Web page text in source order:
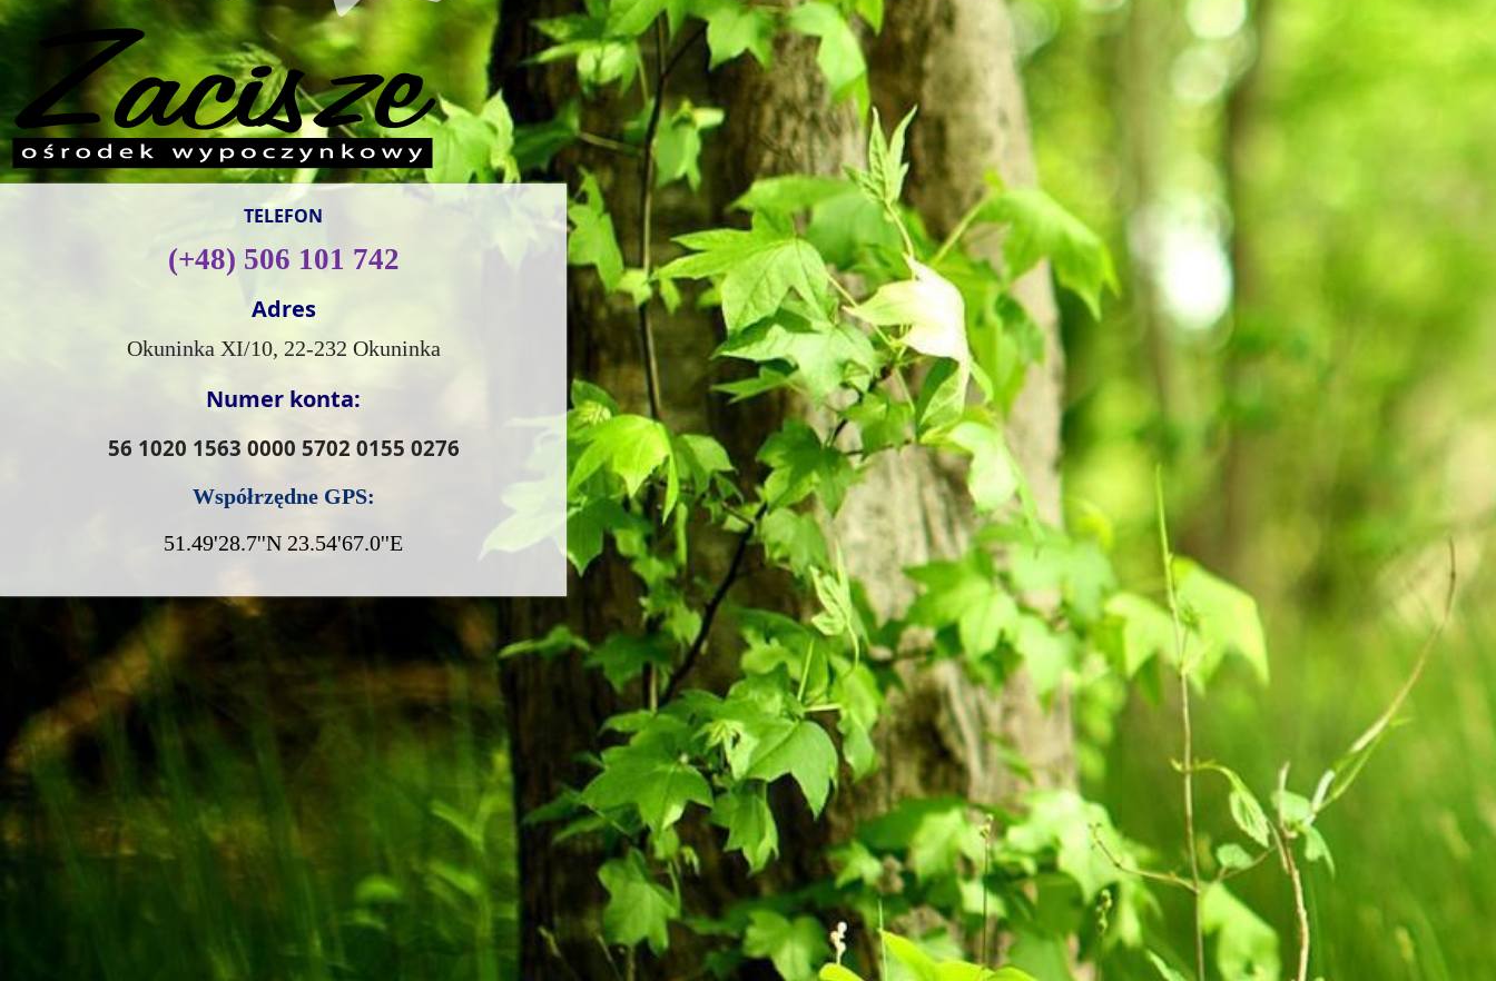
TELEFON
(+48) 506 101 742
Adres
Okuninka XI/10, 22-232 Okuninka
Numer konta:
56 1020 1563 0000 5702 0155 0276
Współrzędne GPS:
51.49'28.7''N 23.54'67.0''E